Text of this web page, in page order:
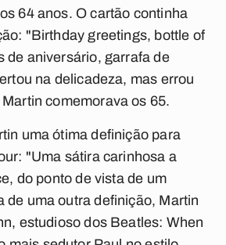
64 anos. O cartão continha
"Birthday greetings, bottle of
de aniversário, garrafa de
na delicadeza, mas errou
comemorava os 65.
uma ótima definição para
: "Uma sátira carinhosa a
do ponto de vista de um
de uma outra definição, Martin
estudioso dos Beatles: When